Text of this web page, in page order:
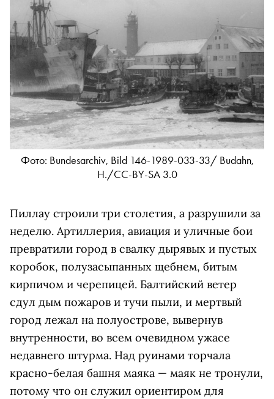
Фото: Bundesarchiv, Bild 146-1989-033-33/ Budahn,
H./CC-BY-SA 3.0
Пиллау строили три столетия, а разрушили за
неделю. Артиллерия, авиация и уличные бои
превратили город в свалку дырявых и пустых
коробок, полузасыпанных щебнем, битым
кирпичом и черепицей. Балтийский ветер
сдул дым пожаров и тучи пыли, и мертвый
город лежал на полуострове, вывернув
внутренности, во всем очевидном ужасе
недавнего штурма. Над руинами торчала
красно-белая башня маяка — маяк не тронули,
потому что он служил ориентиром для